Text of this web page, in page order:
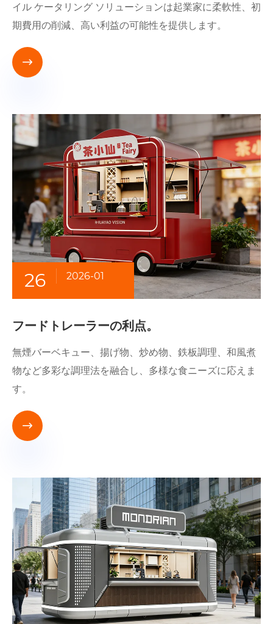
イル ケータリング ソリューションは起業家に柔軟性、初
期費用の削減、高い利益の可能性を提供します。

26 2026-01
フードトレーラーの利点。
無煙バーベキュー、揚げ物、炒め物、鉄板調理、和風煮
物など多彩な調理法を融合し、多様な食ニーズに応えま
す。
